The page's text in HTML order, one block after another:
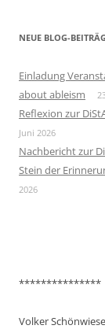
NEUE BLOG-
Einladung
about ableism
Reflexion zur
Juni 2026
Nachbericht zur
Stein der
2026
***************
Volker